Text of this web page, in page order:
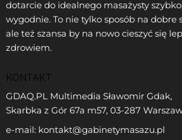
dotarcie do idealnego masażysty
wygodnie. To nie tylko sposób na dobre
ale też szansa by na nowo cieszyć się
zdrowiem.
KONTAKT
GDAQ.PL Multimedia Sławomir Gdak,
Skarbka z Gór 67a m57, 03-287
e-mail: kontakt@gabinetymasazu.pl